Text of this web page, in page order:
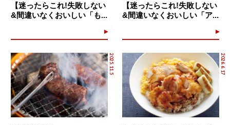
【迷ったらこれ!失敗しない
&間違いなくおいしい「も...
【迷ったらこれ!失敗しない
&間違いなくおいしい「ア...
2025.11.5 2026.6.17